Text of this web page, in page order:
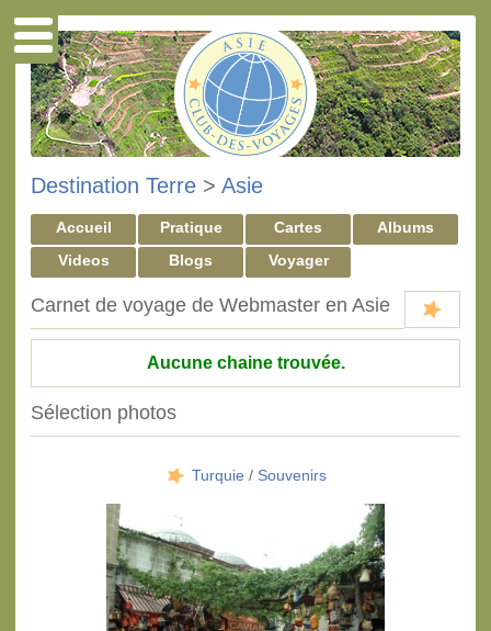
Destination Terre > Asie
Accueil Pratique Cartes
Albums
Videos
Blogs Voyager
Carnet de voyage de Webmaster en Asie
Aucune chaine trouvée.
Sélection photos
Turquie / Souvenirs